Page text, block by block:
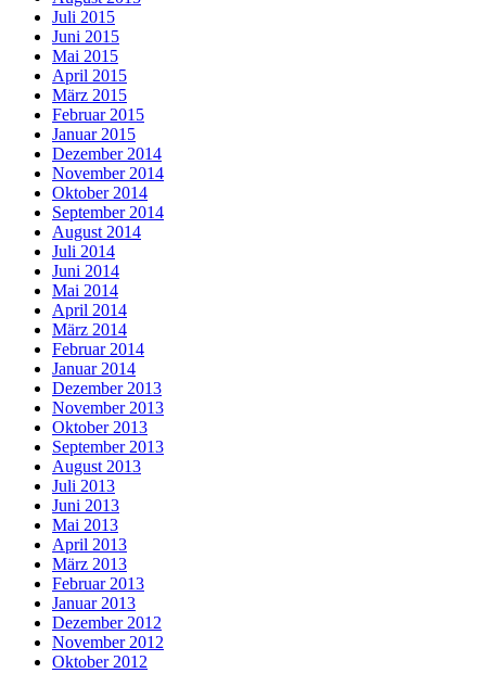
Juli 2015
Juni 2015
Mai 2015
April 2015
März 2015
Februar 2015
Januar 2015
Dezember 2014
November 2014
Oktober 2014
September 2014
August 2014
Juli 2014
Juni 2014
Mai 2014
April 2014
März 2014
Februar 2014
Januar 2014
Dezember 2013
November 2013
Oktober 2013
September 2013
August 2013
Juli 2013
Juni 2013
Mai 2013
April 2013
März 2013
Februar 2013
Januar 2013
Dezember 2012
November 2012
Oktober 2012